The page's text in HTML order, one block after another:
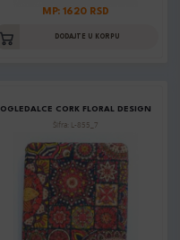
MP: 1620 RSD
DODAJTE U KORPU
OGLEDALCE CORK FLORAL DESIGN
Šifra: L-855_7